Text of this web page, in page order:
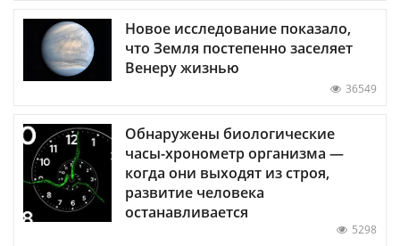
Новое исследование показало,
что Земля постепенно заселяет
Венеру жизнью
36549
Обнаружены биологические
часы-хронометр организма —
когда они выходят из строя,
развитие человека
останавливается
5298